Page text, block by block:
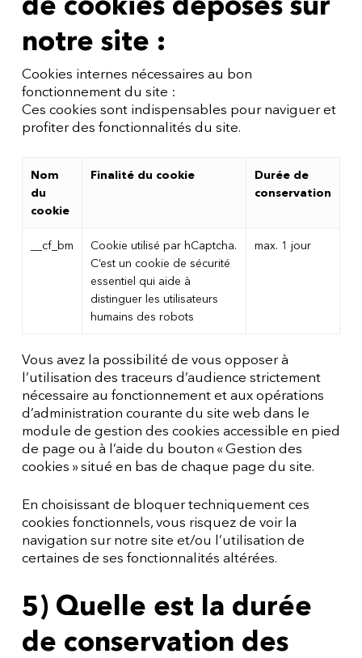
notre site :
Cookies internes nécessaires au bon
fonctionnement du site :
Ces cookies sont indispensables pour naviguer et
profiter des fonctionnalités du site.
Nom
du
cookie
Finalité du cookie
Durée de
conservation
__cf_bm
Cookie utilisé par hCaptcha.
C’est un cookie de sécurité
essentiel qui aide à
distinguer les utilisateurs
humains des robots
max. 1 jour
Vous avez la possibilité de vous opposer à
l’utilisation des traceurs d’audience strictement
nécessaire au fonctionnement et aux opérations
d’administration courante du site web dans le
module de gestion des cookies accessible en pied
de page ou à l’aide du bouton « Gestion des
cookies » situé en bas de chaque page du site.
En choisissant de bloquer techniquement ces
cookies fonctionnels, vous risquez de voir la
navigation sur notre site et/ou l’utilisation de
certaines de ses fonctionnalités altérées.
5) Quelle est la durée
de conservation des